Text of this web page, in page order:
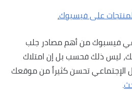
على فيسبوك.
فيسبوك من أهم مصادر جلب
ليس ذلك فحسب بل إن امتلاك
الإجتماعي تحسن كثيراً من موقعك
.